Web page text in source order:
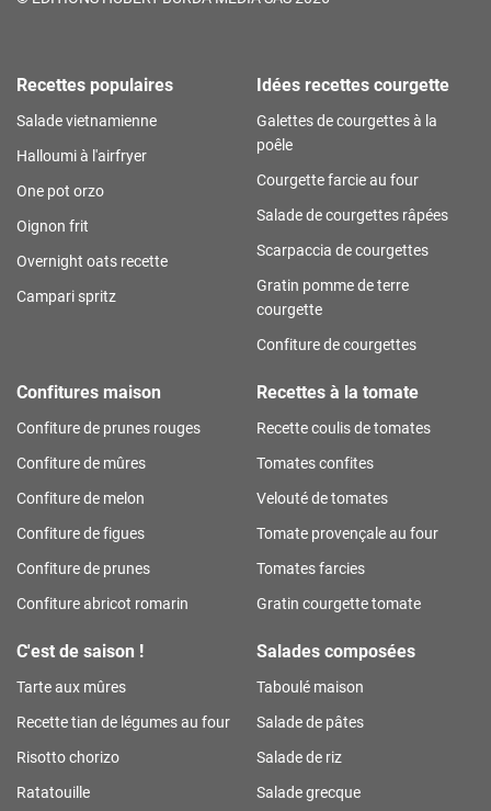
Recettes populaires
Salade vietnamienne
Halloumi à l'airfryer
One pot orzo
Oignon frit
Overnight oats recette
Campari spritz
Idées recettes courgette
Galettes de courgettes à la
poêle
Courgette farcie au four
Salade de courgettes râpées
Scarpaccia de courgettes
Gratin pomme de terre
courgette
Confiture de courgettes
Confitures maison
Confiture de prunes rouges
Confiture de mûres
Confiture de melon
Confiture de figues
Confiture de prunes
Confiture abricot romarin
Recettes à la tomate
Recette coulis de tomates
Tomates confites
Velouté de tomates
Tomate provençale au four
Tomates farcies
Gratin courgette tomate
C'est de saison !
Tarte aux mûres
Recette tian de légumes au four
Risotto chorizo
Ratatouille
Salades composées
Taboulé maison
Salade de pâtes
Salade de riz
Salade grecque